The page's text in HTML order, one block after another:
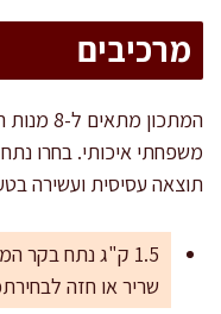
מרכיבים
משפחתי איכותי. בחרו
תוצאה עסיסית ועשירה
שריר או חזה